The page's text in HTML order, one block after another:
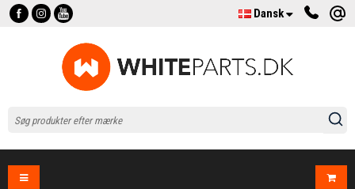
Dansk